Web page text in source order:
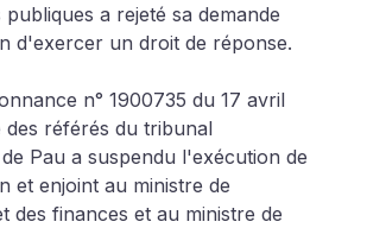
a rejeté sa demande
d'exercer un droit de réponse.
n° 1900735 du 17 avril
des référés du tribunal
Pau a suspendu l'exécution de
et enjoint au ministre de
des finances et au ministre de